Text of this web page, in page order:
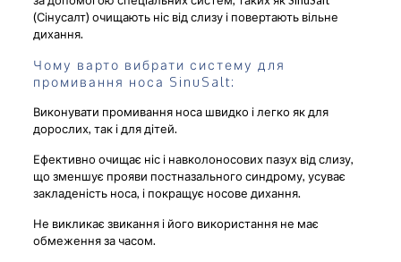
(Сінусалт) очищають ніс від слизу і повертають вільне
дихання.
Чому варто вибрати систему для
промивання носа SinuSalt:
Виконувати промивання носа швидко і легко як для
дорослих, так і для дітей.
Ефективно очищає ніс і навколоносових пазух від слизу,
що зменшує прояви постназального синдрому, усуває
закладеність носа, і покращує носове дихання.
Не викликає звикання і його використання не має
обмеження за часом.